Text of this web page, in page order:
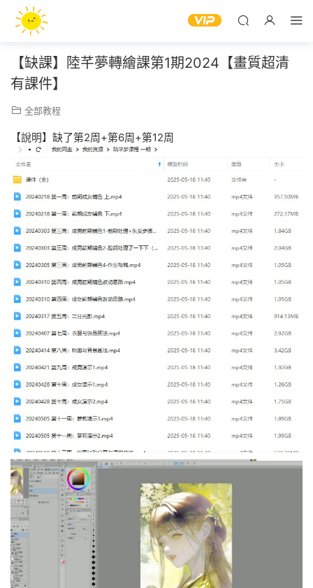
【缺課】陸芊夢轉繪課第1期2024【畫質超清
有課件】
全部教程
【說明】缺了第2周+第6周+第12周